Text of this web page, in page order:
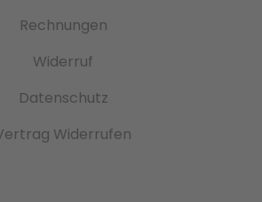
Rechnungen
Widerruf
Datenschutz
Widerrufen